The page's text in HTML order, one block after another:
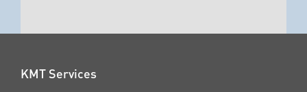
KMT Services